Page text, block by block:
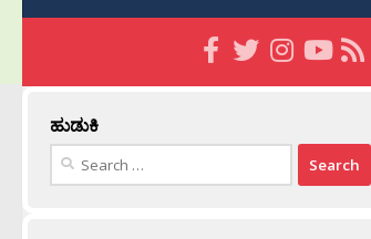
ಹುಡುಕಿ
Search